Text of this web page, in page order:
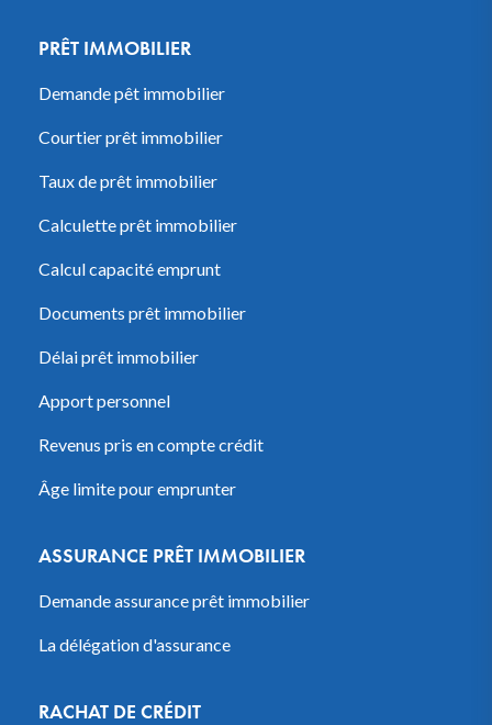
PRÊT IMMOBILIER
Demande pêt immobilier
Courtier prêt immobilier
Taux de prêt immobilier
Calculette prêt immobilier
Calcul capacité emprunt
Documents prêt immobilier
Délai prêt immobilier
Apport personnel
Revenus pris en compte crédit
Âge limite pour emprunter
ASSURANCE PRÊT IMMOBILIER
Demande assurance prêt immobilier
La délégation d'assurance
RACHAT DE CRÉDIT